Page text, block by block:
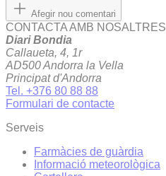
Afegir nou comentari
CONTACTA AMB NOSALTRES
Diari Bondia
Callaueta, 4, 1r
AD500 Andorra la Vella
Principat d'Andorra
Tel. +376 80 88 88
Formulari de contacte
Serveis
Farmàcies de guàrdia
Informació meteorològica